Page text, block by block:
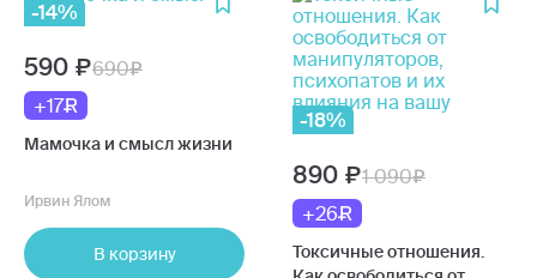
-14%
590
690
+17
Мамочка и смысл жизни
Ирвин Ялом
В корзину
-18%
890
1 090
+26
Токсичные отношения.